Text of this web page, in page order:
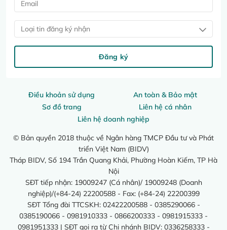
Điều khoản sử dụng
An toàn & Bảo mật
Sơ đồ trang
Liên hệ cá nhân
Liên hệ doanh nghiệp
© Bản quyền 2018 thuộc về Ngân hàng TMCP Đầu tư và Phát
triển Việt Nam (BIDV)
Tháp BIDV, Số 194 Trần Quang Khải, Phường Hoàn Kiếm, TP Hà
Nội
SĐT tiếp nhận: 19009247 (Cá nhân)/ 19009248 (Doanh
nghiệp)/(+84-24) 22200588 - Fax: (+84-24) 22200399
SĐT Tổng đài TTCSKH: 02422200588 - 0385290066 -
0385190066 - 0981910333 - 0866200333 - 0981915333 -
0981951333 | SĐT gọi ra từ Chi nhánh BIDV: 0336258333 -
Loại tin đăng ký nhận
Đăng ký